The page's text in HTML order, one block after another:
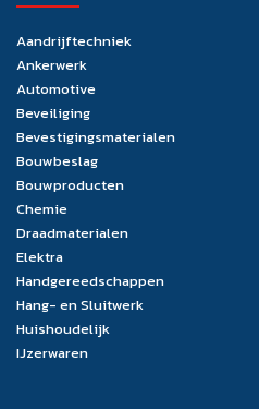
Aandrijftechniek
Ankerwerk
Automotive
Beveiliging
Bevestigingsmaterialen
Bouwbeslag
Bouwproducten
Chemie
Draadmaterialen
Elektra
Handgereedschappen
Hang- en Sluitwerk
Huishoudelijk
IJzerwaren